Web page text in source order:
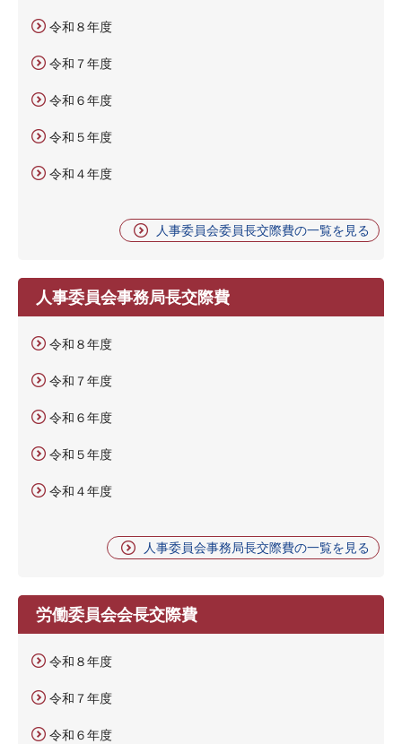
令和８年度
令和７年度
令和６年度
令和５年度
令和４年度
人事委員会委員長交際費の一覧を見る
人事委員会事務局長交際費
令和８年度
令和７年度
令和６年度
令和５年度
令和４年度
人事委員会事務局長交際費の一覧を見る
労働委員会会長交際費
令和８年度
令和７年度
令和６年度